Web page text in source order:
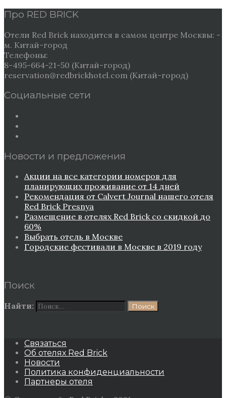
Про RED BRICK
Отели Red Brick находится в самом центре Москвы: -
м. Китай-город
Телефоны:
8-495-664-21-50 (Китай-город)
reservation@redbrickhotel.com (Китай-город)
Социальные сети
Новости и предложения
Акции на все категории номеров для
планирующих проживание от 14 дней
Рекомендация от Сalvert Journal нашего отеля
Red Brick Presnya
Размещение в отелях Red Brick со скидкой до
60%
Выбрать отель в Москве
Городские фестивали в Москве в 2019 году
Поиск
Найти:
Связаться
Об отелях Red Brick
Новости
Политика конфиденциальности
Партнеры отеля